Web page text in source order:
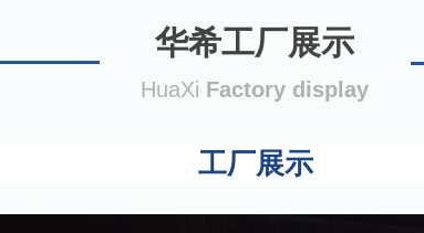
华希工厂展示
HuaXi Factory display
工厂展示